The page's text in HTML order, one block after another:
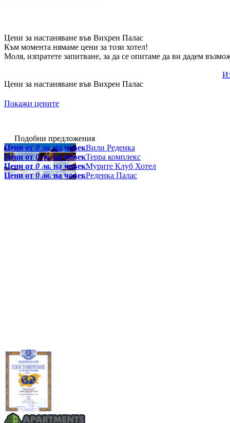
Цени за настаняване във Вихрен Палас
Към момента нямаме цени за този хотел!
Моля, изпратете запитване, за да се опитаме да ви дадем
Цени за настаняване във Вихрен Палас
Покажи цените
Подобни предложения
Цени от0 лв.на човекВили Реденка
Цени от 0 лв.на човекТерра комплекс
Цени от0 лв.на човекМурите Клуб Хотел
Цени от0 лв.на човекРеденка Палас